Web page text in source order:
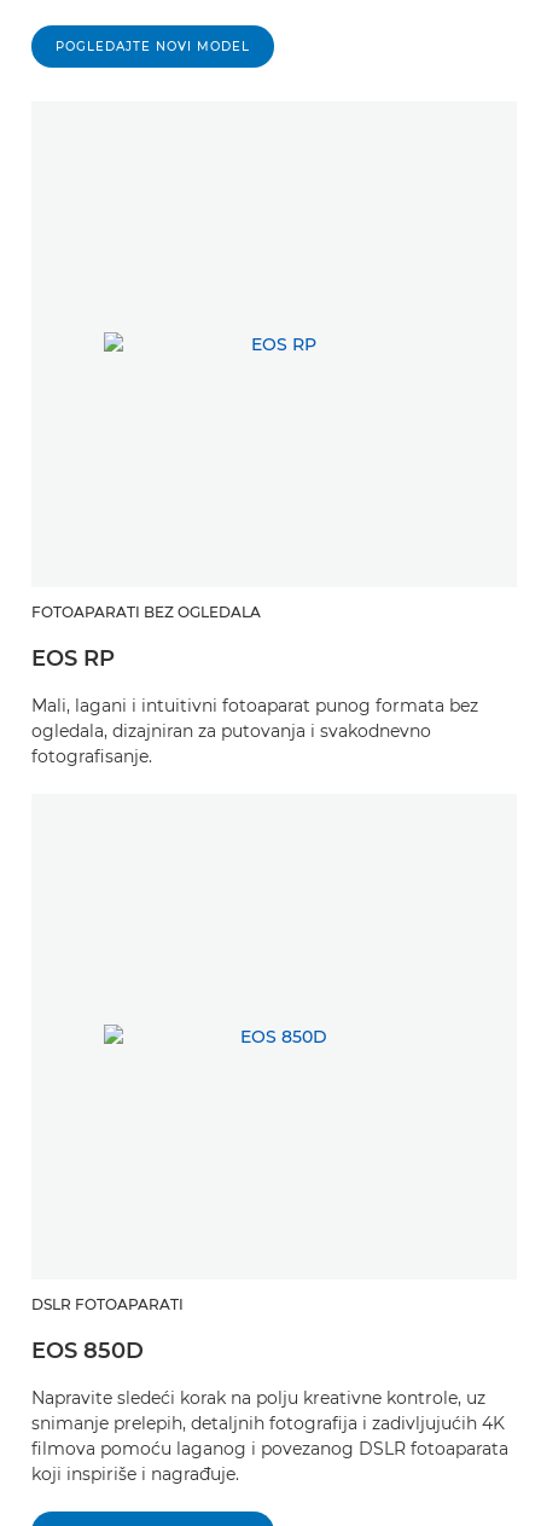
POGLEDAJTE NOVI MODEL
FOTOAPARATI BEZ OGLEDALA
EOS RP
Mali, lagani i intuitivni fotoaparat punog formata bez
ogledala, dizajniran za putovanja i svakodnevno
fotografisanje.
DSLR FOTOAPARATI
EOS 850D
Napravite sledeći korak na polju kreativne kontrole, uz
snimanje prelepih, detaljnih fotografija i zadivljujućih 4K
filmova pomoću laganog i povezanog DSLR fotoaparata
koji inspiriše i nagrađuje.